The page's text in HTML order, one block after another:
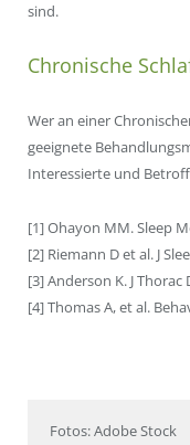
sind.
Chronische
Wer an einer
geeignete
Interessierte und
[1] Ohayon MM. Sleep
[2] Riemann D et al. J
[3] Anderson K. J Thorac
[4] Thomas A, et al.
Fotos: Adobe Stock